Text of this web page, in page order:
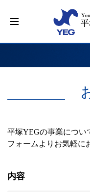
平塚YEGの事業につい
フォームよりお気軽に
内容